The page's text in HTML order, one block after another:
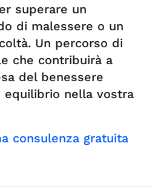
superare un
di malessere o un
Un percorso di
che contribuirà a
del benessere
equilibrio nella vostra
consulenza gratuita